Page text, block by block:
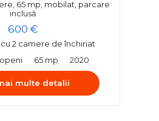
65 mp, mobilat, parcare
inclusă
600 €
2 camere de închiriat
65 mp 2020
multe detalii